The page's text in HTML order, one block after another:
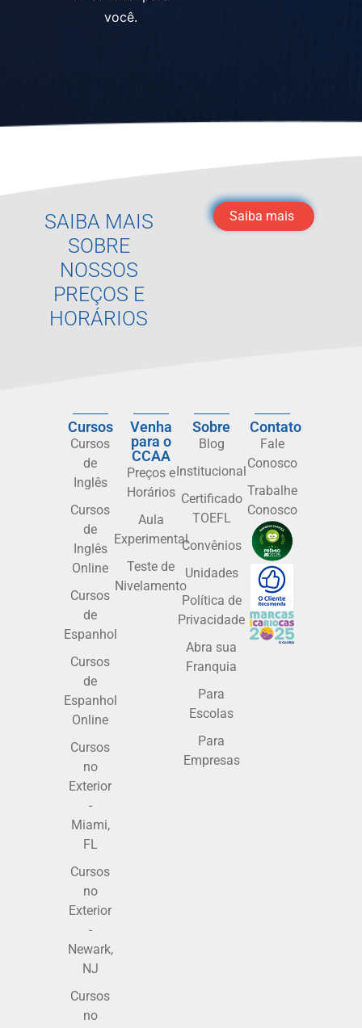
você.
SAIBA MAIS
SOBRE
NOSSOS
PREÇOS E
HORÁRIOS
Saiba mais
Cursos
Cursos
de
Inglês
Cursos
de
Inglês
Online
Cursos
de
Espanhol
Cursos
de
Espanhol
Online
Cursos
no
Exterior
-
Miami,
FL
Cursos
no
Exterior
-
Newark,
NJ
Cursos
no
Venha
para o
CCAA
Preços e
Horários
Aula
Experimental
Teste de
Nivelamento
Sobre
Blog
Institucional
Certificado
TOEFL
Convênios
Unidades
Política de
Privacidade
Abra sua
Franquia
Para
Escolas
Para
Empresas
Contato
Fale
Conosco
Trabalhe
Conosco